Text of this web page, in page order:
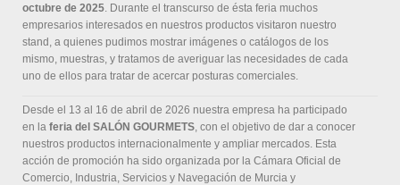
octubre de 2025 . Durante el transcurso de ésta feria muchos
empresarios interesados en nuestros productos visitaron nuestro
stand, a quienes pudimos mostrar imágenes o catálogos de los
mismo, muestras, y tratamos de averiguar las necesidades de cada
uno de ellos para tratar de acercar posturas comerciales.
Desde el 13 al 16 de abril de 2026 nuestra empresa ha participado
en la feria del SALÓN GOURMETS , con el objetivo de dar a conocer
nuestros productos internacionalmente y ampliar mercados. Esta
acción de promoción ha sido organizada por la Cámara Oficial de
Comercio, Industria, Servicios y Navegación de Murcia y